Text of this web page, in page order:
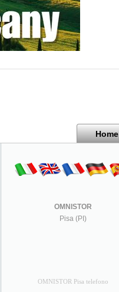
Home
OMNISTOR
Pisa (PI)
OMNISTOR Pisa telefono